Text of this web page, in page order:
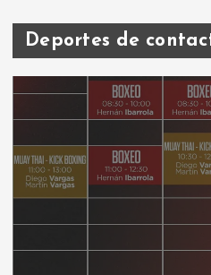
Deportes de